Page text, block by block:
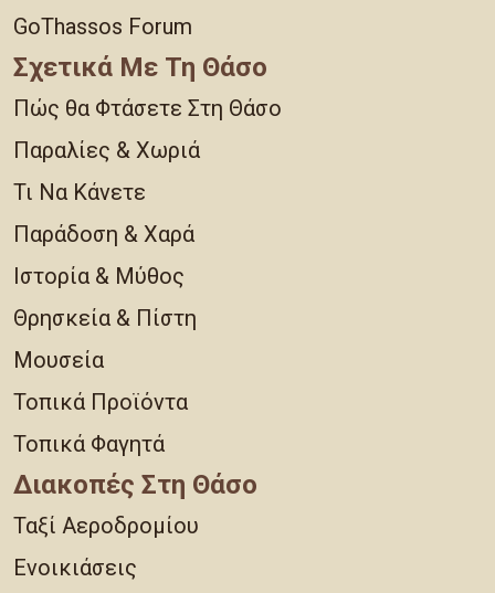
GoThassos Forum
Σχετικά Με Τη Θάσο
Πώς θα Φτάσετε Στη Θάσο
Παραλίες & Χωριά
Τι Να Κάνετε
Παράδοση & Χαρά
Ιστορία & Μύθος
Θρησκεία & Πίστη
Μουσεία
Τοπικά Προϊόντα
Τοπικά Φαγητά
Διακοπές Στη Θάσο
Ταξί Αεροδρομίου
Ενοικιάσεις